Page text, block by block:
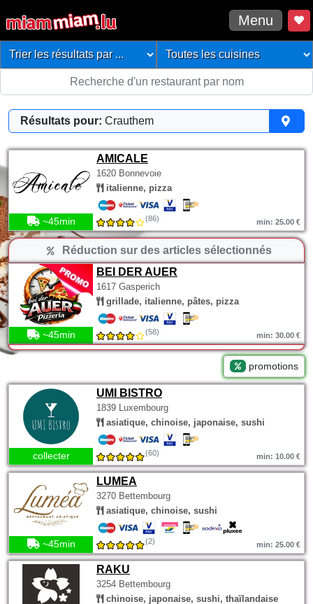
Menu
Résultats pour: Crauthem
AMICALE
1620 Bonnevoie
italienne, pizza
~45min (86) min: 25.00 €
Réduction sur des articles sélectionnés
BEI DER AUER
1617 Gasperich
grillade, italienne, pâtes, pizza
~45min (58) min: 30.00 €
promotions
UMI BISTRO
1839 Luxembourg
asiatique, chinoise, japonaise, sushi
collecter (60) min: 10.00 €
LUMEA
3270 Bettembourg
asiatique, chinoise, sushi
~45min (2) min: 25.00 €
RAKU
3254 Bettembourg
chinoise, japonaise, sushi, thaïlandaise